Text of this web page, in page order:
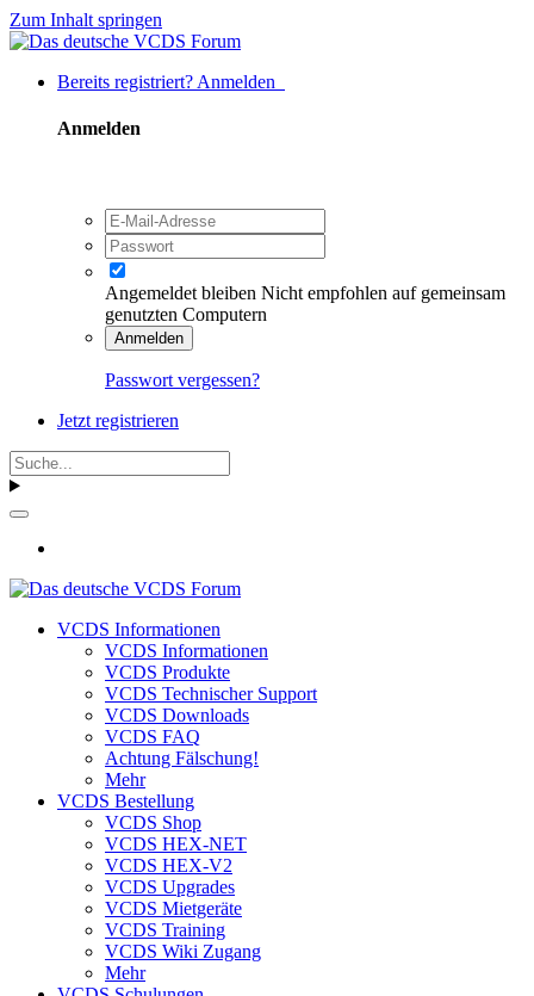
Zum Inhalt springen
Bereits registriert? Anmelden
Anmelden
Angemeldet bleiben Nicht empfohlen auf gemeinsam
genutzten Computern
Anmelden
Passwort vergessen?
Jetzt registrieren
VCDS Informationen
VCDS Informationen
VCDS Produkte
VCDS Technischer Support
VCDS Downloads
VCDS FAQ
Achtung Fälschung!
Mehr
VCDS Bestellung
VCDS Shop
VCDS HEX-NET
VCDS HEX-V2
VCDS Upgrades
VCDS Mietgeräte
VCDS Training
VCDS Wiki Zugang
Mehr